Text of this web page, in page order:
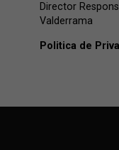
Director
Valderrama
Politica de